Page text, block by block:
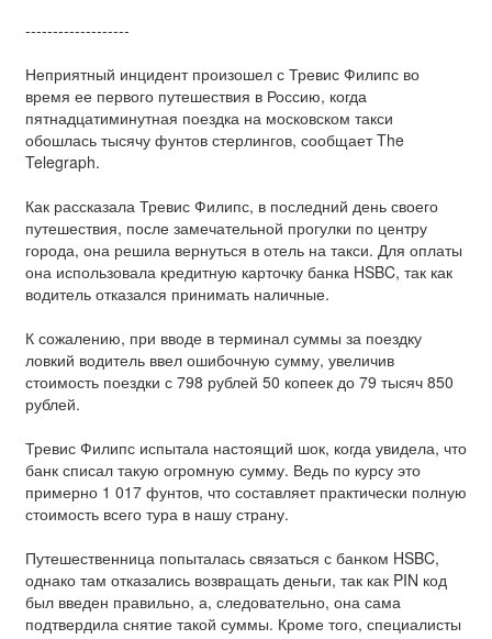
-------------------
Неприятный инцидент произошел с Тревис Филипс во
время ее первого путешествия в Россию, когда
пятнадцатиминутная поездка на московском такси
обошлась тысячу фунтов стерлингов, сообщает The
Telegraph.
Как рассказала Тревис Филипс, в последний день своего
путешествия, после замечательной прогулки по центру
города, она решила вернуться в отель на такси. Для оплаты
она использовала кредитную карточку банка HSBC, так как
водитель отказался принимать наличные.
К сожалению, при вводе в терминал суммы за поездку
ловкий водитель ввел ошибочную сумму, увеличив
стоимость поездки с 798 рублей 50 копеек до 79 тысяч 850
рублей.
Тревис Филипс испытала настоящий шок, когда увидела, что
банк списал такую огромную сумму. Ведь по курсу это
примерно 1 017 фунтов, что составляет практически полную
стоимость всего тура в нашу страну.
Путешественница попыталась связаться с банком HSBC,
однако там отказались возвращать деньги, так как PIN код
был введен правильно, а, следовательно, она сама
подтвердила снятие такой суммы. Кроме того, специалисты